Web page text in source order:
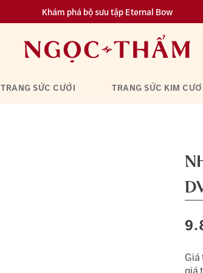
Khám phá bộ sưu tập Eternal Bow
Đa dạng lựa chọn tích luỹ từ 0.1 chỉ vàng 999.9
TRANG SỨC CƯỚI TRANG SỨC KIM
Giá